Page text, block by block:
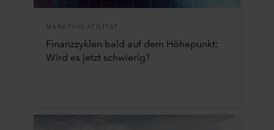
MARKTVOLATILITÄT
Finanzzyklen bald auf dem Höhepunkt:
Wird es jetzt schwierig?